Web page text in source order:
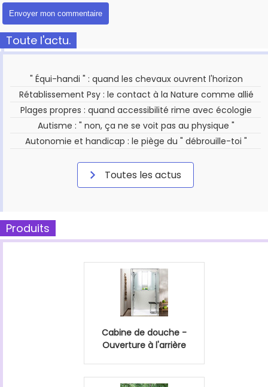
Toute l'actu.
" Équi-handi " : quand les chevaux ouvrent l'horizon
Rétablissement Psy : le contact à la Nature comme allié
Plages propres : quand accessibilité rime avec écologie
Autisme : " non, ça ne se voit pas au physique "
Autonomie et handicap : le piège du " débrouille-toi "
Toutes les actus
Produits
Cabine de douche -
Ouverture à l'arrière